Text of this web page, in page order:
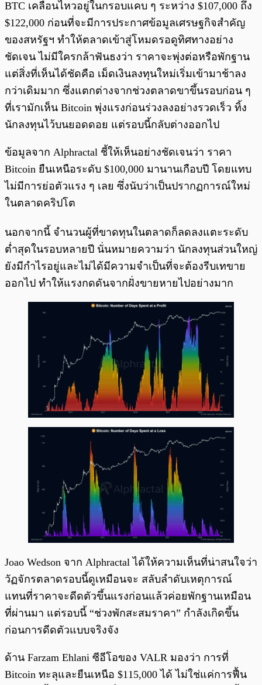
BTC เคลื่อนไหวอยู่ในกรอบแคบ ๆ ระหว่าง $107,000 ถึง
$122,000 ก่อนที่จะมีการประกาศข้อมูลเศรษฐกิจสำคัญ
ของสหรัฐฯ ทำให้ตลาดเข้าสู่โหมดรอดูทิศทางอย่าง
ชัดเจน ไม่มีใครกล้าฟันธงว่า ราคาจะพุ่งต่อหรือพักฐาน
แต่สิ่งที่เห็นได้ชัดคือ เม็ดเงินลงทุนใหม่เริ่มเข้ามาช้าลง
กว่าเดิมมาก ซึ่งแตกต่างจากช่วงตลาดขาขึ้นรอบก่อน ๆ
ที่เรามักเห็น Bitcoin พุ่งแรงก่อนร่วงลงอย่างรวดเร็ว ทิ้ง
นักลงทุนไว้บนยอดดอย แต่รอบนี้กลับต่างออกไป
ข้อมูลจาก Alphractal ชี้ให้เห็นอย่างชัดเจนว่า ราคา
Bitcoin ยืนเหนือระดับ $100,000 มานานเกือบปี โดยแทบ
ไม่มีการย่อตัวแรง ๆ เลย ซึ่งนับว่าเป็นปรากฏการณ์ใหม่
ในตลาดคริปโต
นอกจากนี้ จำนวนผู้ที่ขาดทุนในตลาดก็ลดลงแตะระดับ
ต่ำสุดในรอบหลายปี นั่นหมายความว่า นักลงทุนส่วนใหญ่
ยังมีกำไรอยู่และไม่ได้มีความจำเป็นที่จะต้องรีบเทขาย
ออกไป ทำให้แรงกดดันจากฝั่งขายหายไปอย่างมาก
Joao Wedson จาก Alphractal ได้ให้ความเห็นที่น่าสนใจว่า
วัฏจักรตลาดรอบนี้ดูเหมือนจะ สลับลำดับเหตุการณ์
แทนที่ราคาจะดีดตัวขึ้นแรงก่อนแล้วค่อยพักฐานเหมือน
ที่ผ่านมา แต่รอบนี้ “ช่วงพักสะสมราคา” กำลังเกิดขึ้น
ก่อนการดีดตัวแบบจริงจัง
ด้าน Farzam Ehlani ซีอีโอของ VALR มองว่า การที่
Bitcoin ทะลุและยืนเหนือ $115,000 ได้ ไม่ใช่แค่การฟื้น